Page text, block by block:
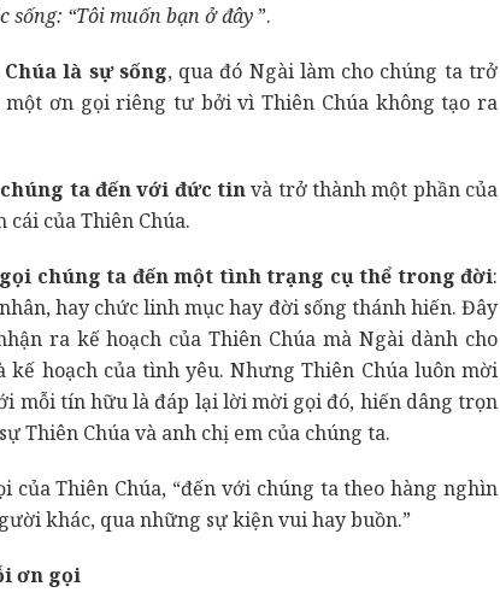
“Tôi muốn bạn ở đây”.
là sự sống, qua đó Ngài làm cho chúng ta trở
ơn gọi riêng tư bởi vì Thiên Chúa không tạo ra
ta đến với đức tinvà trở thành một phần của
của Thiên Chúa.
chúng ta đến một tình trạng cụ thể trong đời:
hay chức linh mục hay đời sống thánh hiến. Đây
ra kế hoạch của Thiên Chúa mà Ngài dành cho
hoạch của tình yêu. Nhưng Thiên Chúa luôn mời
mỗi tín hữu là đáp lại lời mời gọi đó, hiến dâng trọn
Thiên Chúa và anh chị em của chúng ta.
Thiên Chúa, “đến với chúng ta theo hàng nghìn
khác, qua những sự kiện vui hay buồn.”
ơn gọi